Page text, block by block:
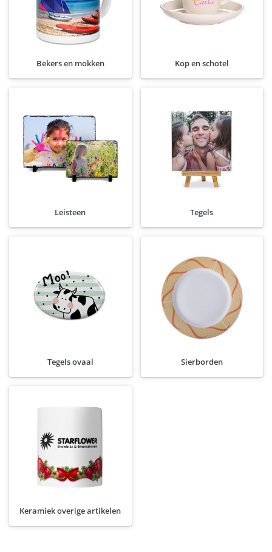
Bekers en mokken Kop en schotel
Leisteen Tegels
Tegels ovaal Sierborden
Keramiek overige artikelen